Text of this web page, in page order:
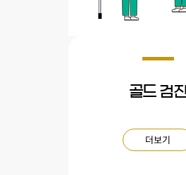
골드 검진
더보기